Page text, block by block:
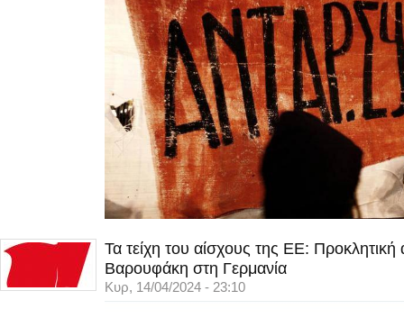
Τα τείχη του αίσχους της ΕΕ:
Βαρουφάκη στη Γερμανία
Κυρ, 14/04/2024 - 23:10